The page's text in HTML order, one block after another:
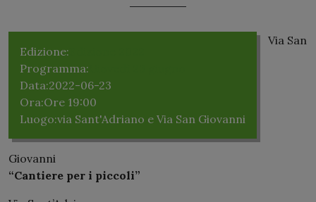
Edizione:
Programma:
Data:2022-06-23
Ora:Ore 19:00
Luogo:via Sant'Adriano e Via San Giovanni
Via San
Giovanni
“Cantiere per i piccoli”